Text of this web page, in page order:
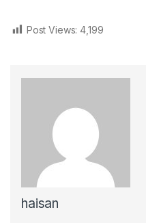
Post Views: 4,199
haisan